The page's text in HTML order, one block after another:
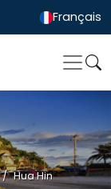
Français
Hua Hin